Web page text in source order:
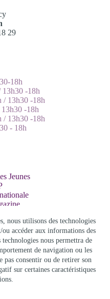
nous utilisons des technologies
accéder aux informations des
nous permettra de
de navigation ou les
pas consentir ou de retirer son
sur certaines caractéristiques
29
18h
-18h
/ 13h30 -18h
-18h
/ 13h30 -18h
- 18h
Jeunes
- Copyright © 2026 -